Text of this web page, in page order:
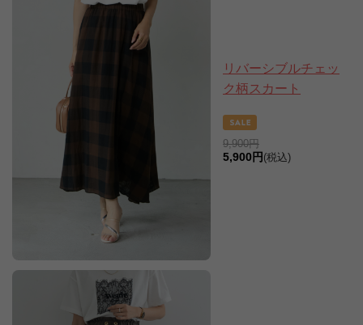
リバーシブルチェッ
ク柄スカート
9,900円
5,900円 (税込)